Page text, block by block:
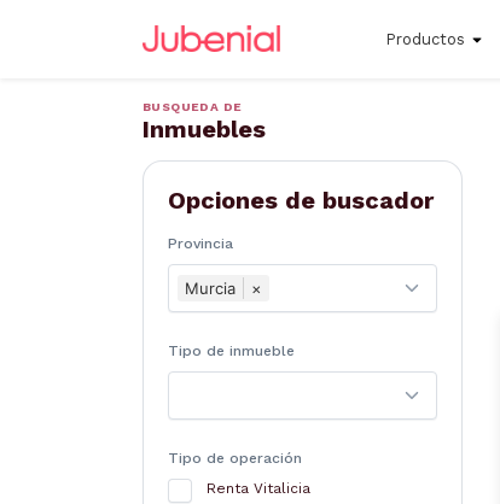
Productos
BUSQUEDA DE
Inmuebles
Opciones de buscador
Provincia
Murcia ×
Tipo de inmueble
Tipo de operación
Renta Vitalicia